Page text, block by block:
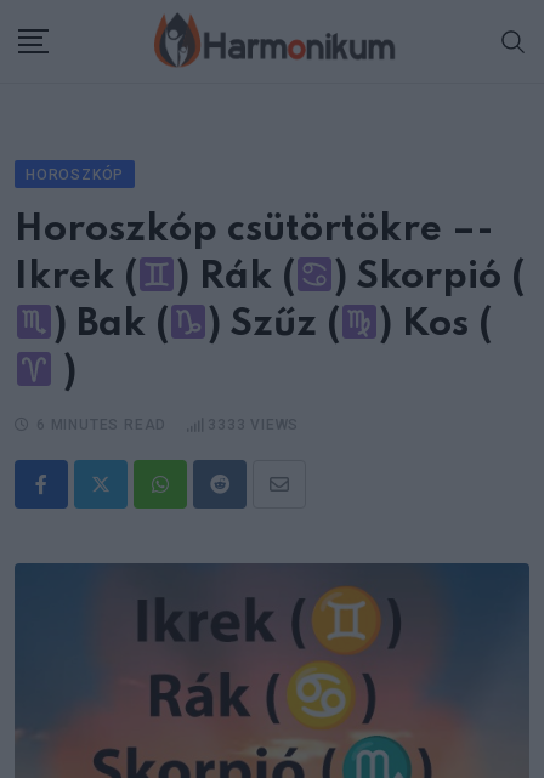
HOROSZKÓP
Horoszkóp csütörtökre –-
Ikrek (
) Rák (
) Skorpió (
) Bak (
) Szűz (
) Kos (
)
WhatsappRedditShare
Email